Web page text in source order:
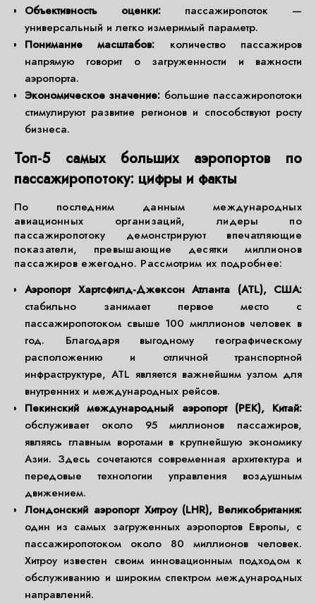
Объективность оценки: пассажиропоток —
универсальный и легко измеримый параметр.
Понимание масштабов: количество пассажиров
напрямую говорит о загруженности и важности
аэропорта.
Экономическое значение: большие пассажиропотоки
стимулируют развитие регионов и способствуют росту
бизнеса.
Топ-5 самых больших аэропортов по
пассажиропотоку: цифры и факты
По последним данным международных
авиационных организаций, лидеры по
пассажиропотоку демонстрируют впечатляющие
показатели, превышающие десятки миллионов
пассажиров ежегодно. Рассмотрим их подробнее:
Аэропорт Хартсфилд-Джексон Атланта (ATL), США:
стабильно занимает первое место с
пассажиропотоком свыше 100 миллионов человек в
год. Благодаря выгодному географическому
расположению и отличной транспортной
инфраструктуре, ATL является важнейшим узлом для
внутренних и международных рейсов.
Пекинский международный аэропорт (PEK), Китай:
обслуживает около 95 миллионов пассажиров,
являясь главным воротами в крупнейшую экономику
Азии. Здесь сочетаются современная архитектура и
передовые технологии управления воздушным
движением.
Лондонский аэропорт Хитроу (LHR), Великобритания:
один из самых загруженных аэропортов Европы, с
пассажиропотоком около 80 миллионов человек.
Хитроу известен своим инновационным подходом к
обслуживанию и широким спектром международных
направлений.